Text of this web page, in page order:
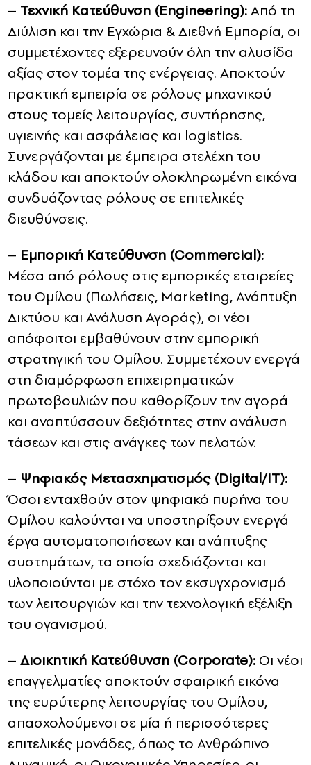
– Τεχνική Κατεύθυνση (Engineering):Από τη
Διύλιση και την Εγχώρια & Διεθνή Εμπορία, οι
συμμετέχοντες εξερευνούν όλη την αλυσίδα
αξίας στον τομέα της ενέργειας. Αποκτούν
πρακτική εμπειρία σε ρόλους μηχανικού
στους τομείς λειτουργίας, συντήρησης,
υγιεινής και ασφάλειας και logistics.
Συνεργάζονται με έμπειρα στελέχη του
κλάδου και αποκτούν ολοκληρωμένη εικόνα
συνδυάζοντας ρόλους σε επιτελικές
διευθύνσεις.
– Εμπορική Κατεύθυνση (Commercial):
Μέσα από ρόλους στις εμπορικές εταιρείες
του Ομίλου (Πωλήσεις, Marketing, Ανάπτυξη
Δικτύου και Ανάλυση Αγοράς), οι νέοι
απόφοιτοι εμβαθύνουν στην εμπορική
στρατηγική του Ομίλου. Συμμετέχουν ενεργά
στη διαμόρφωση επιχειρηματικών
πρωτοβουλιών που καθορίζουν την αγορά
και αναπτύσσουν δεξιότητες στην ανάλυση
τάσεων και στις ανάγκες των πελατών.
– Ψηφιακός Μετασχηματισμός (Digital/IT):
Όσοι ενταχθούν στον ψηφιακό πυρήνα του
Ομίλου καλούνται να υποστηρίξουν ενεργά
έργα αυτοματοποιήσεων και ανάπτυξης
συστημάτων, τα οποία σχεδιάζονται και
υλοποιούνται με στόχο τον εκσυγχρονισμό
των λειτουργιών και την τεχνολογική εξέλιξη
του ογανισμού.
– Διοικητική Κατεύθυνση (Corporate): Οι νέοι
επαγγελματίες αποκτούν σφαιρική εικόνα
της ευρύτερης λειτουργίας του Ομίλου,
απασχολούμενοι σε μία ή περισσότερες
επιτελικές μονάδες, όπως το Ανθρώπινο